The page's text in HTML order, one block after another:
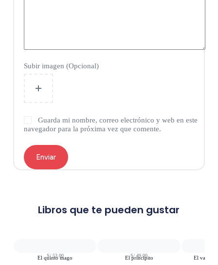
Subir imagen (Opcional)
Guarda mi nombre, correo electrónico y web en este
navegador para la próxima vez que comente.
Enviar
Libros que te pueden gustar
El quinto mago
S/53.00 El principito
S/ 49.00 El